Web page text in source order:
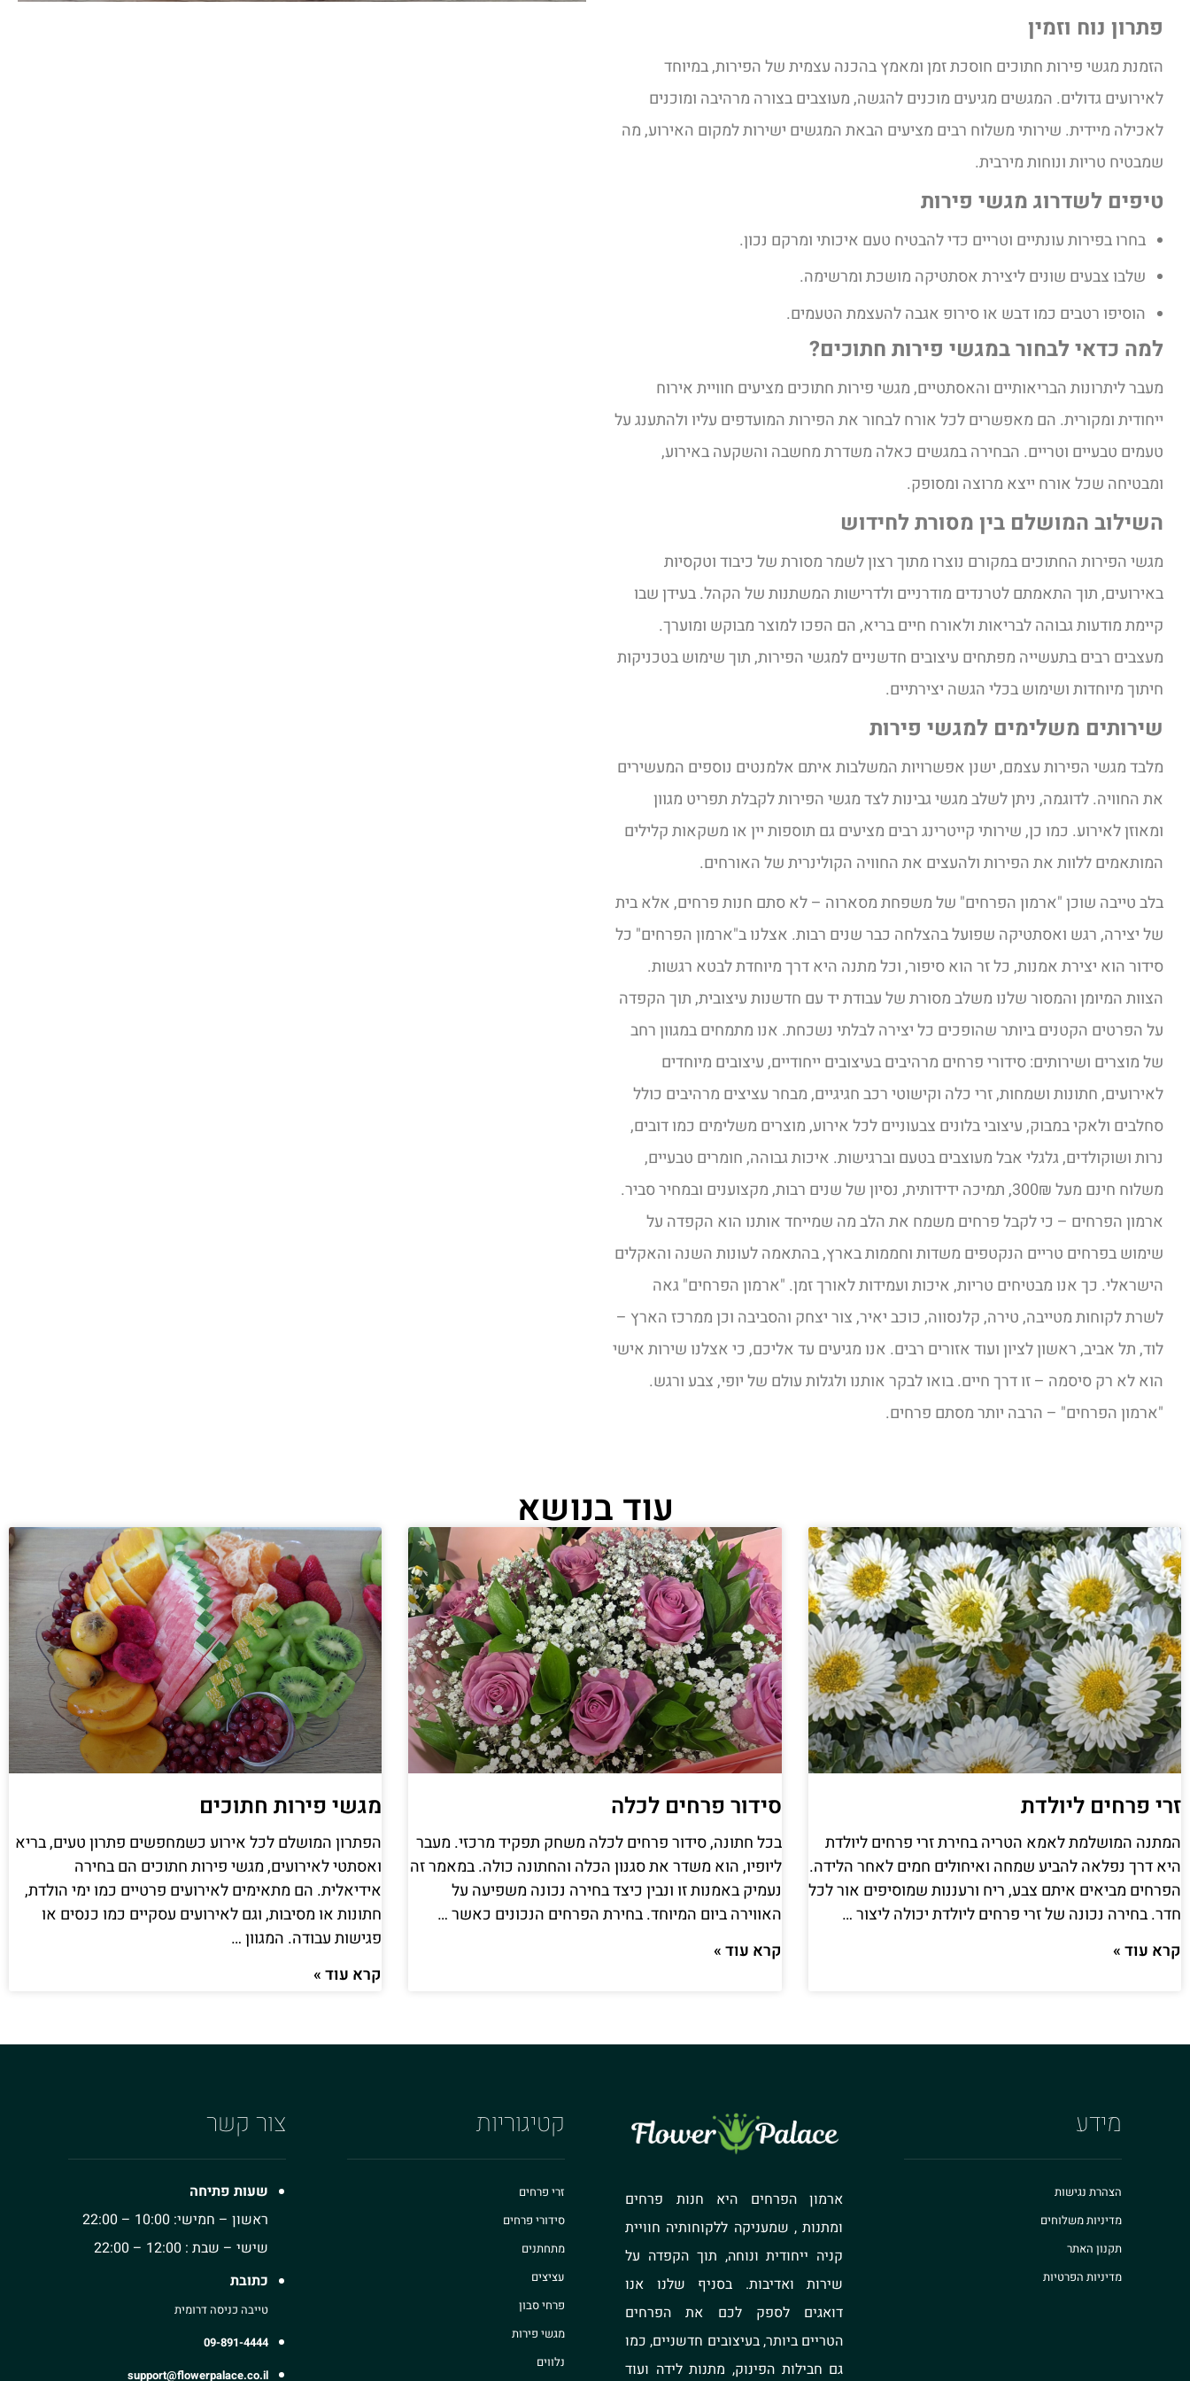
פתרון נוח וזמין
הזמנת מגשי פירות חתוכים חוסכת זמן ומאמץ בהכנה עצמית של הפירות, במיוחד
לאירועים גדולים. המגשים מגיעים מוכנים להגשה, מעוצבים בצורה מרהיבה ומוכנים
לאכילה מיידית. שירותי משלוח רבים מציעים הבאת המגשים ישירות למקום האירוע, מה
שמבטיח טריות ונוחות מירבית.
טיפים לשדרוג מגשי פירות
בחרו בפירות עונתיים וטריים כדי להבטיח טעם איכותי ומרקם נכון.
שלבו צבעים שונים ליצירת אסתטיקה מושכת ומרשימה.
הוסיפו רטבים כמו דבש או סירופ אגבה להעצמת הטעמים.
למה כדאי לבחור במגשי פירות חתוכים?
מעבר ליתרונות הבריאותיים והאסתטיים, מגשי פירות חתוכים מציעים חוויית אירוח
ייחודית ומקורית. הם מאפשרים לכל אורח לבחור את הפירות המועדפים עליו ולהתענג על
טעמים טבעיים וטריים. הבחירה במגשים כאלה משדרת מחשבה והשקעה באירוע,
ומבטיחה שכל אורח ייצא מרוצה ומסופק.
השילוב המושלם בין מסורת לחידוש
מגשי הפירות החתוכים במקורם נוצרו מתוך רצון לשמר מסורת של כיבוד וטקסיות
באירועים, תוך התאמתם לטרנדים מודרניים ולדרישות המשתנות של הקהל. בעידן שבו
קיימת מודעות גבוהה לבריאות ולאורח חיים בריא, הם הפכו למוצר מבוקש ומוערך.
מעצבים רבים בתעשייה מפתחים עיצובים חדשניים למגשי הפירות, תוך שימוש בטכניקות
חיתוך מיוחדות ושימוש בכלי הגשה יצירתיים.
שירותים משלימים למגשי פירות
מלבד מגשי הפירות עצמם, ישנן אפשרויות המשלבות איתם אלמנטים נוספים המעשירים
את החוויה. לדוגמה, ניתן לשלב מגשי גבינות לצד מגשי הפירות לקבלת תפריט מגוון
ומאוזן לאירוע. כמו כן, שירותי קייטרינג רבים מציעים גם תוספות יין או משקאות קלילים
המותאמים ללוות את הפירות ולהעצים את החוויה הקולינרית של האורחים.
בלב טייבה שוכן "ארמון הפרחים" של משפחת מסארוה – לא סתם חנות פרחים, אלא בית
של יצירה, רגש ואסתטיקה שפועל בהצלחה כבר שנים רבות. אצלנו ב"ארמון הפרחים" כל
סידור הוא יצירת אמנות, כל זר הוא סיפור, וכל מתנה היא דרך מיוחדת לבטא רגשות.
הצוות המיומן והמסור שלנו משלב מסורת של עבודת יד עם חדשנות עיצובית, תוך הקפדה
על הפרטים הקטנים ביותר שהופכים כל יצירה לבלתי נשכחת. אנו מתמחים במגוון רחב
של מוצרים ושירותים: סידורי פרחים מרהיבים בעיצובים ייחודיים, עיצובים מיוחדים
לאירועים, חתונות ושמחות, זרי כלה וקישוטי רכב חגיגיים, מבחר עציצים מרהיבים כולל
סחלבים ולאקי במבוק, עיצובי בלונים צבעוניים לכל אירוע, מוצרים משלימים כמו דובים,
נרות ושוקולדים, גלגלי אבל מעוצבים בטעם וברגישות. איכות גבוהה, חומרים טבעיים,
משלוח חינם מעל 300₪, תמיכה ידידותית, נסיון של שנים רבות, מקצוענים ובמחיר סביר.
ארמון הפרחים – כי לקבל פרחים משמח את הלב מה שמייחד אותנו הוא הקפדה על
שימוש בפרחים טריים הנקטפים משדות וחממות בארץ, בהתאמה לעונות השנה והאקלים
הישראלי. כך אנו מבטיחים טריות, איכות ועמידות לאורך זמן. "ארמון הפרחים" גאה
לשרת לקוחות מטייבה, טירה, קלנסווה, כוכב יאיר, צור יצחק והסביבה וכן ממרכז הארץ –
לוד, תל אביב, ראשון לציון ועוד אזורים רבים. אנו מגיעים עד אליכם, כי אצלנו שירות אישי
הוא לא רק סיסמה – זו דרך חיים. בואו לבקר אותנו ולגלות עולם של יופי, צבע ורגש.
"ארמון הפרחים" – הרבה יותר מסתם פרחים.
עוד בנושא
זרי פרחים ליולדת
המתנה המושלמת לאמא הטריה בחירת זרי פרחים ליולדת
היא דרך נפלאה להביע שמחה ואיחולים חמים לאחר הלידה.
הפרחים מביאים איתם צבע, ריח ורעננות שמוסיפים אור לכל
חדר. בחירה נכונה של זרי פרחים ליולדת יכולה ליצור …
קרא עוד »
סידור פרחים לכלה
בכל חתונה, סידור פרחים לכלה משחק תפקיד מרכזי. מעבר
ליופיו, הוא משדר את סגנון הכלה והחתונה כולה. במאמר זה
נעמיק באמנות זו ונבין כיצד בחירה נכונה משפיעה על
האווירה ביום המיוחד. בחירת הפרחים הנכונים כאשר …
קרא עוד »
מגשי פירות חתוכים
הפתרון המושלם לכל אירוע כשמחפשים פתרון טעים, בריא
ואסתטי לאירועים, מגשי פירות חתוכים הם בחירה
אידיאלית. הם מתאימים לאירועים פרטיים כמו ימי הולדת,
חתונות או מסיבות, וגם לאירועים עסקיים כמו כנסים או
פגישות עבודה. המגוון …
קרא עוד »
מידע
הצהרת נגישות
מדיניות משלוחים
תקנון האתר
מדיניות הפרטיות
ארמון הפרחים היא חנות פרחים
ומתנות , שמעניקה ללקוחותיה חוויית
קניה ייחודית ונוחה, תוך הקפדה על
שירות ואדיבות. בסניף שלנו אנו
דואגים לספק לכם את הפרחים
הטריים ביותר, בעיצובים חדשניים, כמו
גם חבילות הפינוק, מתנות לידה ועוד
קטיגוריות
זרי פרחים
סידורי פרחים
מתחתנים
עציצים
פרחי סבון
מגשי פירות
נלווים
צור קשר
שעות פתיחה
ראשון – חמישי: 10:00 – 22:00
שישי – שבת : 12:00 – 22:00
כתובת
טייבה כניסה דרומית
09-891-4444
support@flowerpalace.co.il